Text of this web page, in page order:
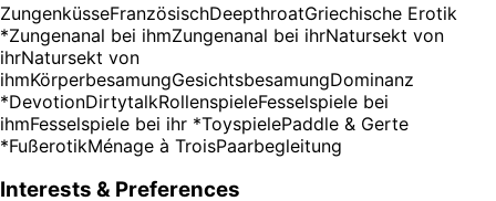
ZungenküsseFranzösischDeepthroatGriechische Erotik
*Zungenanal bei ihmZungenanal bei ihrNatursekt von
ihrNatursekt von
ihmKörperbesamungGesichtsbesamungDominanz
*DevotionDirtytalkRollenspieleFesselspiele bei
ihmFesselspiele bei ihr *ToyspielePaddle & Gerte
*FußerotikMénage à TroisPaarbegleitung
Interests & Preferences